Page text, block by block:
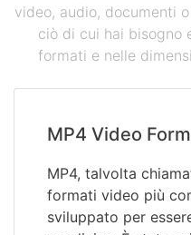
video, audio, documenti
ciò di cui hai bisogno
formati e nelle
MP4 Video
MP4, talvolta
formati video più
sviluppato per